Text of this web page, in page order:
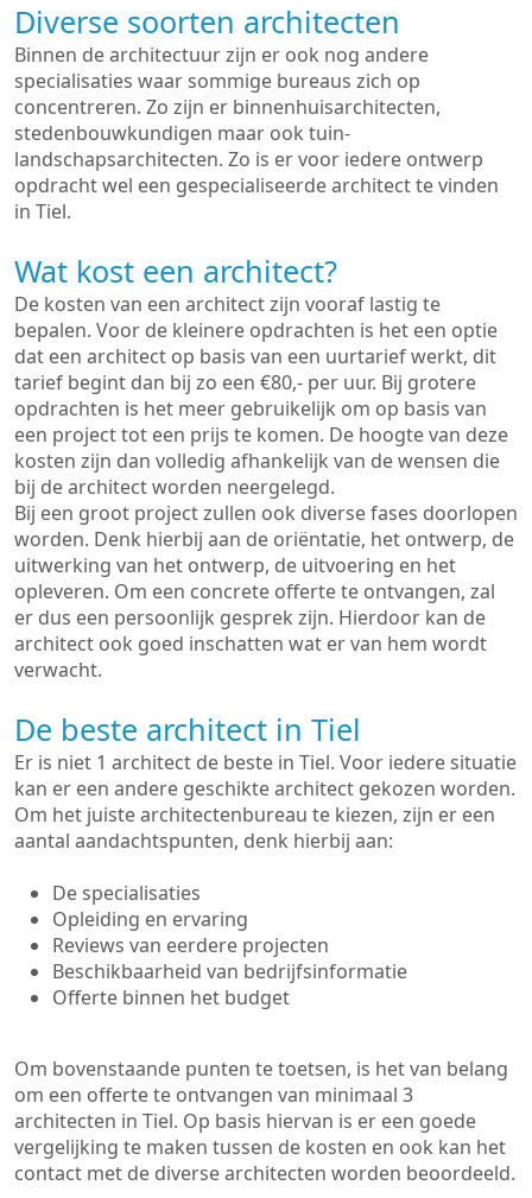
Diverse soorten architecten
Binnen de architectuur zijn er ook nog andere
specialisaties waar sommige bureaus zich op
concentreren. Zo zijn er binnenhuisarchitecten,
stedenbouwkundigen maar ook tuin-
landschapsarchitecten. Zo is er voor iedere ontwerp
opdracht wel een gespecialiseerde architect te vinden
in Tiel.
Wat kost een architect?
De kosten van een architect zijn vooraf lastig te
bepalen. Voor de kleinere opdrachten is het een optie
dat een architect op basis van een uurtarief werkt, dit
tarief begint dan bij zo een €80,- per uur. Bij grotere
opdrachten is het meer gebruikelijk om op basis van
een project tot een prijs te komen. De hoogte van deze
kosten zijn dan volledig afhankelijk van de wensen die
bij de architect worden neergelegd.
Bij een groot project zullen ook diverse fases doorlopen
worden. Denk hierbij aan de oriëntatie, het ontwerp, de
uitwerking van het ontwerp, de uitvoering en het
opleveren. Om een concrete offerte te ontvangen, zal
er dus een persoonlijk gesprek zijn. Hierdoor kan de
architect ook goed inschatten wat er van hem wordt
verwacht.
De beste architect in Tiel
Er is niet 1 architect de beste in Tiel. Voor iedere situatie
kan er een andere geschikte architect gekozen worden.
Om het juiste architectenbureau te kiezen, zijn er een
aantal aandachtspunten, denk hierbij aan:
De specialisaties
Opleiding en ervaring
Reviews van eerdere projecten
Beschikbaarheid van bedrijfsinformatie
Offerte binnen het budget
Om bovenstaande punten te toetsen, is het van belang
om een offerte te ontvangen van minimaal 3
architecten in Tiel. Op basis hiervan is er een goede
vergelijking te maken tussen de kosten en ook kan het
contact met de diverse architecten worden beoordeeld.